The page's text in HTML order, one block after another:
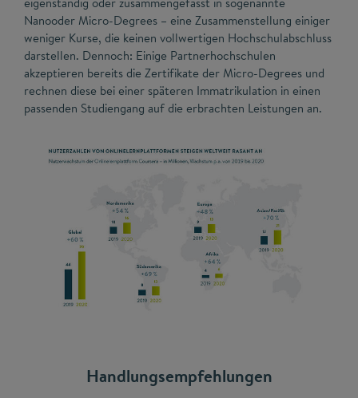
Nanooder Micro-Degrees – eine Zusammenstellung einiger
weniger Kurse, die keinen vollwertigen Hochschulabschluss
darstellen. Dennoch: Einige Partnerhochschulen
akzeptieren bereits die Zertifikate der Micro-Degrees und
rechnen diese bei einer späteren Immatrikulation in einen
passenden Studiengang auf die erbrachten Leistungen an.
Handlungsempfehlungen